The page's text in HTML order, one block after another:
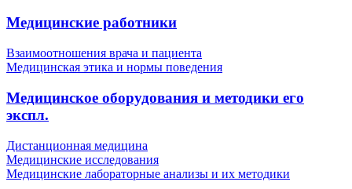
Медицинские работники
Взаимоотношения врача и пациента
Медицинская этика и нормы поведения
Медицинское оборудования и методики его
экспл.
Дистанционная медицина
Медицинские исследования
Медицинские лабораторные анализы и их методики